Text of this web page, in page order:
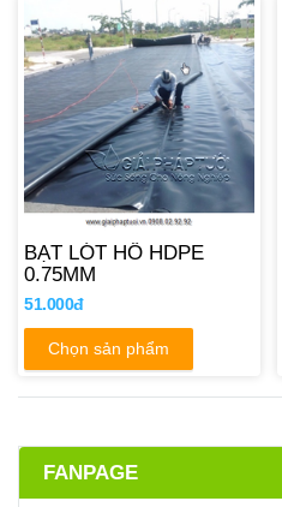
BẠT LÓT HỒ HDPE
0.75MM
51.000đ
Chọn sản phẩm
FANPAGE